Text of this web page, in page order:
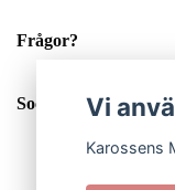
Frågor?
Sociala medier
Vi
Karossens